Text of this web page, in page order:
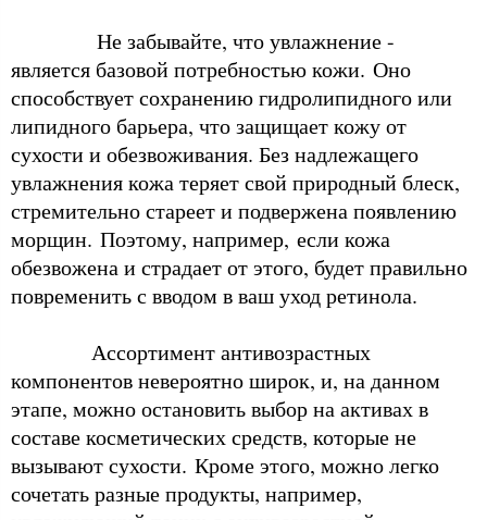
Не забывайте, что увлажнение -
является базовой потребностью кожи. Оно
способствует сохранению гидролипидного или
липидного барьера, что защищает кожу от
сухости и обезвоживания. Без надлежащего
увлажнения кожа теряет свой природный блеск,
стремительно стареет и подвержена появлению
морщин. Поэтому, например, если кожа
обезвожена и страдает от этого, будет правильно
повременить с вводом в ваш уход ретинола.
Ассортимент антивозрастных
компонентов невероятно широк, и, на данном
этапе, можно остановить выбор на активах в
составе косметических средств, которые не
вызывают сухости. Кроме этого, можно легко
сочетать разные продукты, например,